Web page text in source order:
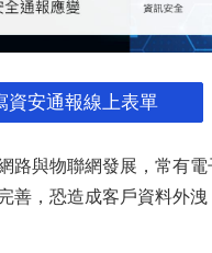
資安通報線上表單
路與物聯網發展，常有
善，恐造成客戶資料外